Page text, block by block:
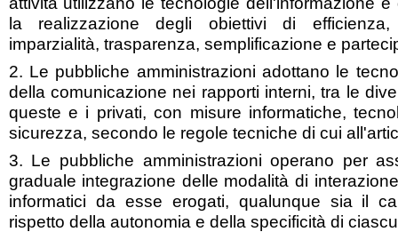
la realizzazione degli obiettivi di efficienza,
imparzialità, trasparenza, semplificazione e
2. Le pubbliche amministrazioni adottano le
della comunicazione nei rapporti interni, tra le
queste e i privati, con misure informatiche,
sicurezza, secondo le regole tecniche di cui
3. Le pubbliche amministrazioni operano per
graduale integrazione delle modalità di
informatici da esse erogati, qualunque sia il
rispetto della autonomia e della specificità di